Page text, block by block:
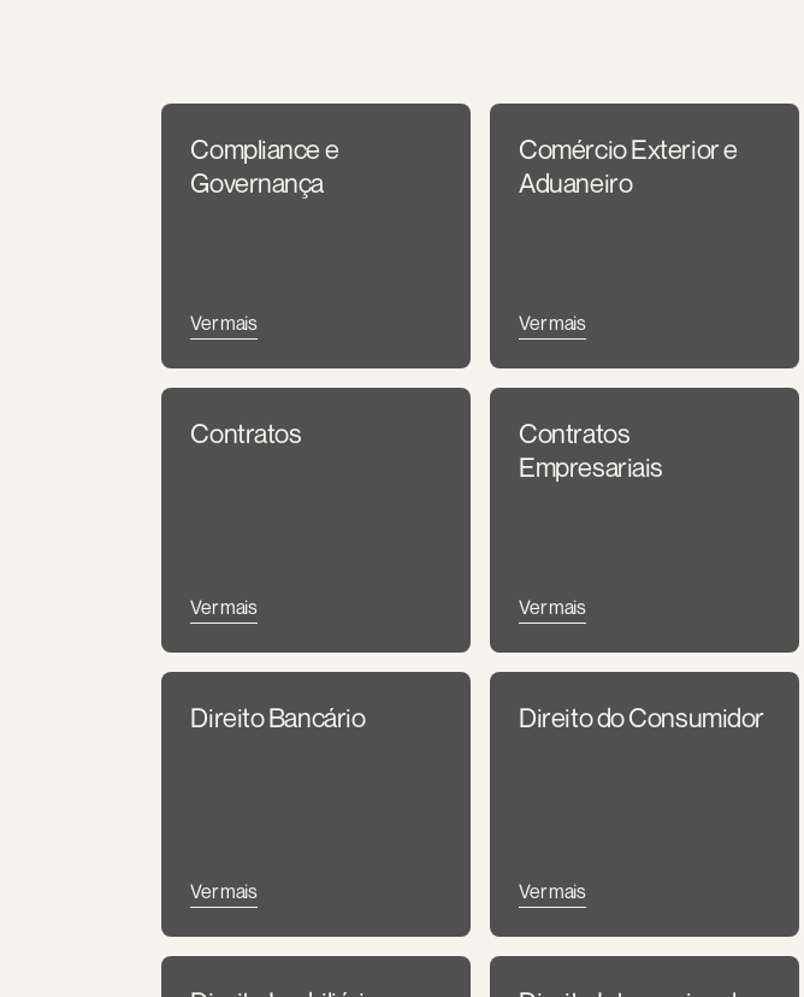
Áreas
Compliance e
Governança
Ver mais
Comércio Exterior e
Aduaneiro
Ver mais
Contratos
Ver mais
Contratos
Empresariais
Ver mais
Direito Bancário
Ver mais
Direito do Consumidor
Ver mais